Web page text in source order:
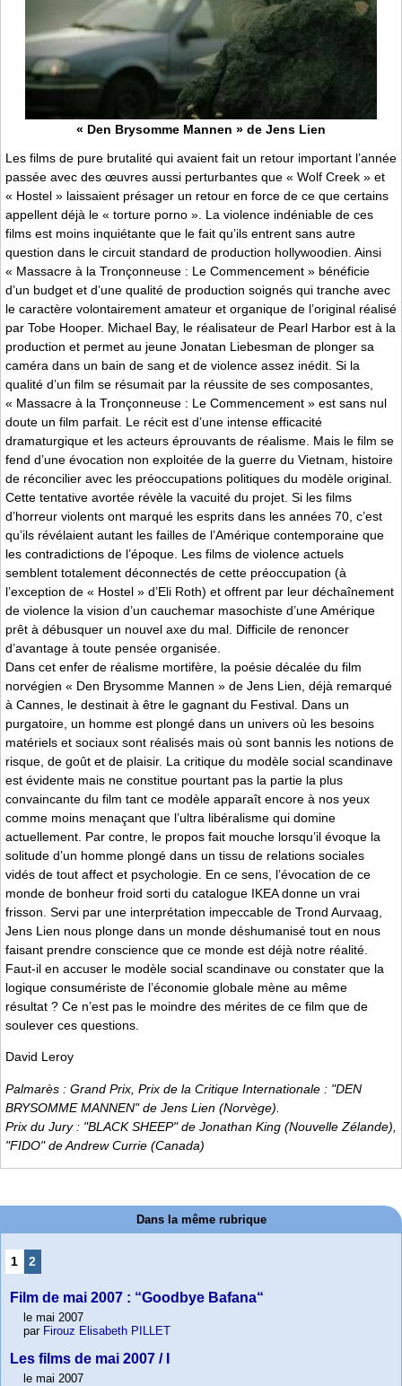
« Den Brysomme Mannen » de Jens Lien
Les films de pure brutalité qui avaient fait un retour important l’année
passée avec des œuvres aussi perturbantes que « Wolf Creek » et
« Hostel » laissaient présager un retour en force de ce que certains
appellent déjà le « torture porno ». La violence indéniable de ces
films est moins inquiétante que le fait qu’ils entrent sans autre
question dans le circuit standard de production hollywoodien. Ainsi
« Massacre à la Tronçonneuse : Le Commencement » bénéficie
d’un budget et d’une qualité de production soignés qui tranche avec
le caractère volontairement amateur et organique de l’original réalisé
par Tobe Hooper. Michael Bay, le réalisateur de Pearl Harbor est à la
production et permet au jeune Jonatan Liebesman de plonger sa
caméra dans un bain de sang et de violence assez inédit. Si la
qualité d’un film se résumait par la réussite de ses composantes,
« Massacre à la Tronçonneuse : Le Commencement » est sans nul
doute un film parfait. Le récit est d’une intense efficacité
dramaturgique et les acteurs éprouvants de réalisme. Mais le film se
fend d’une évocation non exploitée de la guerre du Vietnam, histoire
de réconcilier avec les préoccupations politiques du modèle original.
Cette tentative avortée révèle la vacuité du projet. Si les films
d’horreur violents ont marqué les esprits dans les années 70, c’est
qu’ils révélaient autant les failles de l’Amérique contemporaine que
les contradictions de l’époque. Les films de violence actuels
semblent totalement déconnectés de cette préoccupation (à
l’exception de « Hostel » d’Eli Roth) et offrent par leur déchaînement
de violence la vision d’un cauchemar masochiste d’une Amérique
prêt à débusquer un nouvel axe du mal. Difficile de renoncer
d’avantage à toute pensée organisée.
Dans cet enfer de réalisme mortifère, la poésie décalée du film
norvégien « Den Brysomme Mannen » de Jens Lien, déjà remarqué
à Cannes, le destinait à être le gagnant du Festival. Dans un
purgatoire, un homme est plongé dans un univers où les besoins
matériels et sociaux sont réalisés mais où sont bannis les notions de
risque, de goût et de plaisir. La critique du modèle social scandinave
est évidente mais ne constitue pourtant pas la partie la plus
convaincante du film tant ce modèle apparaît encore à nos yeux
comme moins menaçant que l’ultra libéralisme qui domine
actuellement. Par contre, le propos fait mouche lorsqu’il évoque la
solitude d’un homme plongé dans un tissu de relations sociales
vidés de tout affect et psychologie. En ce sens, l’évocation de ce
monde de bonheur froid sorti du catalogue IKEA donne un vrai
frisson. Servi par une interprétation impeccable de Trond Aurvaag,
Jens Lien nous plonge dans un monde déshumanisé tout en nous
faisant prendre conscience que ce monde est déjà notre réalité.
Faut-il en accuser le modèle social scandinave ou constater que la
logique consumériste de l’économie globale mène au même
résultat ? Ce n’est pas le moindre des mérites de ce film que de
soulever ces questions.
David Leroy
Palmarès : Grand Prix, Prix de la Critique Internationale : "DEN
BRYSOMME MANNEN" de Jens Lien (Norvège).
Prix du Jury : "BLACK SHEEP" de Jonathan King (Nouvelle Zélande),
"FIDO" de Andrew Currie (Canada)
Dans la même rubrique
1 2
Film de mai 2007 : “Goodbye Bafana“
le mai 2007
par Firouz Elisabeth PILLET
Les films de mai 2007 / I
le mai 2007